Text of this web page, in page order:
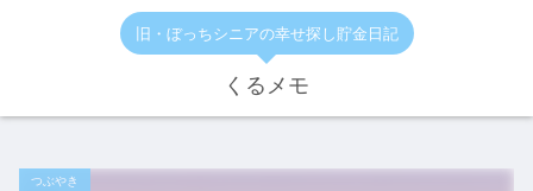
旧・ぼっちシニアの幸せ探し貯金日記
くるメモ
つぶやき